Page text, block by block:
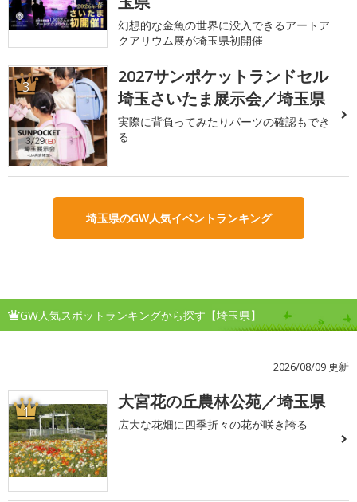
幻想的な金魚の世界に没入できるアートア
クアリウム展が埼玉県初開催
3
2027サンポケットランドセル
埼玉さいたま展示会／埼玉県
実際に背負ってみたりパーツの確認もでき
る
埼玉県のGW人気イベントランキング
GW人気スポットランキングから探す【埼玉県】
2026/08/09 更新
1 大宮花の丘農林公苑／埼玉県
広大な花畑に四季折々の花が咲き誇る